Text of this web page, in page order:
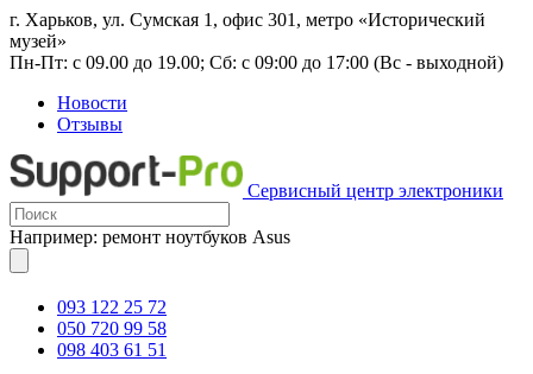
г. Харьков, ул. Сумская 1, офис 301, метро «Исторический
музей»
Пн-Пт: с 09.00 до 19.00; Сб: с 09:00 до 17:00 (Вс - выходной)
Новости
Отзывы
Сервисный центр электроники
Например: ремонт ноутбуков Asus
093 122 25 72
050 720 99 58
098 403 61 51